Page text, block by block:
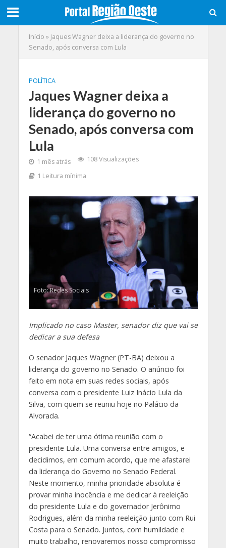
Início » Jaques Wagner deixa a liderança do governo no
Senado, após conversa com Lula
POLÍTICA
Jaques Wagner deixa a
liderança do governo no
Senado, após conversa com
Lula
1 mês atrás
108 Visualizações
1 Leitura mínima
Foto: Redes Sociais
Implicado no caso Master, senador diz que vai se
dedicar a sua defesa
O senador Jaques Wagner (PT-BA) deixou a
liderança do governo no Senado. O anúncio foi
feito em nota em suas redes sociais, após
conversa com o presidente Luiz Inácio Lula da
Silva, com quem se reuniu hoje no Palácio da
Alvorada.
“Acabei de ter uma ótima reunião com o
presidente Lula. Uma conversa entre amigos, e
decidimos, em comum acordo, que me afastarei
da liderança do Governo no Senado Federal.
Neste momento, minha prioridade absoluta é
provar minha inocência e me dedicar à reeleição
do presidente Lula e do governador Jerônimo
Rodrigues, além da minha reeleição junto com Rui
Costa para o Senado. Juntos, com humildade e
muito trabalho, renovaremos nosso compromisso